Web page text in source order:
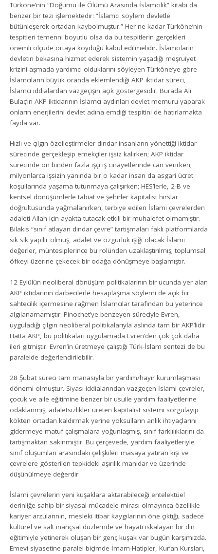
Türköne’nin “Doğumu ile Ölümü Arasında İslamcılık” kitabı da
benzer bir tezi işlemektedir: “İslamcı söylem devletle
bütünleşerek ortadan kaybolmuştur.” Her ne kadar Türköne’nin
tespitleri temenni boyutlu olsa da bu tespitlerin gerçekleri
önemli ölçüde ortaya koyduğu kabul edilmelidir. İslamcıların
devletin bekasına hizmet ederek sistemin yaşadığı meşruiyet
krizini aşmada yardımcı olduklarını söyleyen Türköne’ye göre
İslamcıların büyük oranda eklemlendiği AKP iktidar süreci,
İslamcı iddialardan vazgeçişin açık göstergesidir. Burada Ali
Bulaç’ın AKP iktidarının İslamcı aydınları devlet memuru yaparak
onların enerjilerini devlet adına emdiği tespitini de hatırlamakta
fayda var.
Hızlı ve çılgın özelleştirmeler dindar insanların yönettiği iktidar
sürecinde gerçekleşip emekçiler işsiz kalırken; AKP iktidar
sürecinde on binden fazla işçi iş cinayetlerinde can verirken;
milyonlarca işsizin yanında bir o kadar insan da asgari ücret
koşullarında yaşama tutunmaya çalışırken; HES’lerle, 2-B ve
kentsel dönüşümlerle tabiat ve şehirler kapitalist hırslar
doğrultusunda yağmalanırken, terbiye edilen İslami çevrelerden
adaleti Allah için ayakta tutacak etkili bir muhalefet olmamıştır.
Bilakis “sınıf atlayan dindar çevre” tartışmaları faklı platformlarda
sık sık yapılır olmuş, adalet ve özgürlük ışığı olacak İslami
değerler, müntesiplerince bu rolünden uzaklaştırılmış; toplumsal
öfkeyi üzerine çekecek bir odağa dönüşmeye başlamıştır.
12 Eylülün neoliberal dönüşüm politikalarının bir ucunda yer alan
AKP iktidarının darbecilerle hesaplaşma söylemi de açık bir
sahtecilik içermesine rağmen İslamcılar tarafından bu yeterince
algılanamamıştır. Pinochet’ye benzeyen süreciyle Evren,
uyguladığı çılgın neoliberal politikalarıyla aslında tam bir AKP’lidir.
Hatta AKP, bu politikaları uygulamada Evren’den çok çok daha
ileri gitmiştir. Evren’in üretmeye çalıştığı Türk-İslam sentezi de bu
paralelde değerlendirilebilir.
28 Şubat süreci tam manasıyla bir yardım/hayır kurumlaşması
dönemi olmuştur. Siyasi iddialarından vazgeçen İslami çevreler,
çocuk ve aile eğitimine benzer bir usulle yardım faaliyetlerine
odaklanmış; adaletsizlikler üreten kapitalist sistemi sorgulayıp
kökten ortadan kaldırmak yerine yoksulların anlık ihtiyaçlarını
gidermeye matuf çalışmalara yoğunlaşmış, sınıf farklılıklarını da
tartışmaktan sakınmıştır. Bu çerçevede, yardım faaliyetleriyle
sınıf oluşumları arasındaki çelişkileri masaya yatıran kişi ve
çevrelere gösterilen tepkideki aşırılık manidar ve üzerinde
düşünülmeye değerdir.
İslami çevrelerin yeni kuşaklara aktarabileceği entelektüel
derinliğe sahip bir siyasal mücadele mirası olmayınca özellikle
kariyer arzularının, mesleki itibar kaygılarının öne çıktığı, sadece
kültürel ve salt inançsal düzlemde ve hayatı ıskalayan bir din
eğitimiyle yetinerek oluşan bir genç kuşak var bugün karşımızda.
Emevi siyasetine paralel biçimde İmam-Hatipler, Kur’an Kursları,